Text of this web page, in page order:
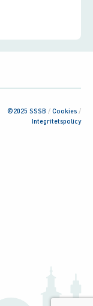
©2025 SSSB / Cookies /
Integritetspolicy